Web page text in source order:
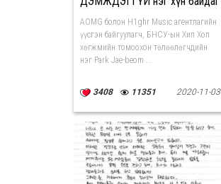
AOMG болон H1ghr Music агентлагийн
үүсгэн байгуулагч, БНСУ-ын Хип Хоп
хөгжмийн томоохон төлөөлөгчдийн
нэг Park Jae-beom ...
3408 11351 2020-11-03